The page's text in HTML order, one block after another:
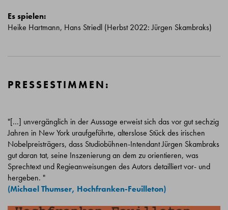
Es spielen:
Heike Hartmann, Hans Striedl (Herbst 2022: Jürgen Skambraks)
PRESSESTIMMEN:
"[...] unvergänglich in der Aussage erweist sich das vor gut sechzig
Jahren in New York uraufgeführte, alterslose Stück des irischen
Nobelpreisträgers, dass Studiobühnen-Intendant Jürgen Skambraks
gut daran tat, seine Inszenierung an dem zu orientieren, was
Sprechtext und Regieanweisungen des Autors detailliert vor- und
hergeben. "
(Michael Thumser, Hochfranken-Feuilleton)